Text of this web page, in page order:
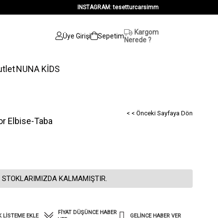
INSTAGRAM: tesetturcarsimm
Üye Girişi Sepetim
Kargom
Nerede ?
NUNA KİDS
< < Önceki Sayfaya Dön
Elbise-Taba
STOKLARIMIZDA KALMAMIŞTIR.
LISTEME EKLE
FIYAT DÜŞÜNCE HABER
GELINCE HABER VER